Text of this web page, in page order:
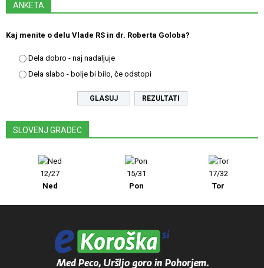
ANKETA
Kaj menite o delu Vlade RS in dr. Roberta Goloba?
Dela dobro - naj nadaljuje
Dela slabo - bolje bi bilo, če odstopi
REZULTATI
SLOVENJ GRADEC
12/27
Ned
15/31
Pon
17/32
Tor